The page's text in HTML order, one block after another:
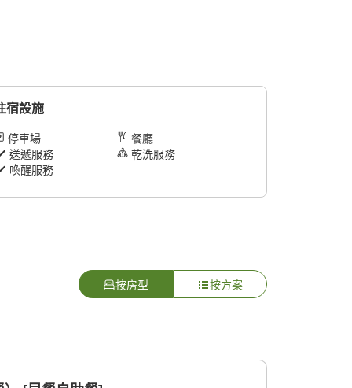
宿設施
停車場
餐廳
送遞服務
乾洗服務
喚醒服務
按房型 按方案